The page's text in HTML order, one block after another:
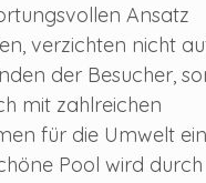
Ansatz
verzichten nicht
der Besucher,
mit zahlreichen
für die Umwelt
Pool wird durch